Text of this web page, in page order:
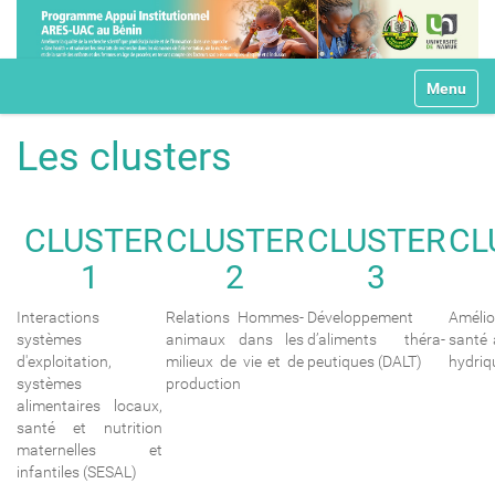
v
Toggle
Les clusters
CLUSTER
1
Interactions
systèmes
d'exploitation,
systèmes
alimentaires locaux,
santé et nutrition
maternelles et
infantiles (SESAL)
CLUSTER
2
Relations Hommes-
animaux dans les
milieux de vie et de
production
CLUSTER
3
Développement
d’aliments théra-
peutiques (DALT)
santé